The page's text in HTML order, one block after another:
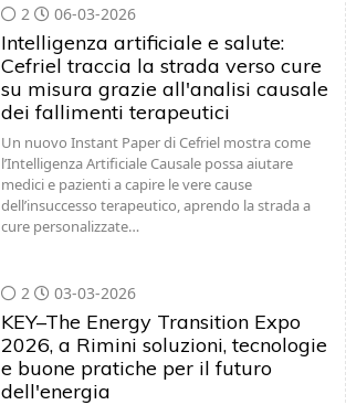
2 06-03-2026
Intelligenza artificiale e salute:
Cefriel traccia la strada verso cure
su misura grazie all'analisi causale
dei fallimenti terapeutici
Un nuovo Instant Paper di Cefriel mostra come
l’Intelligenza Artificiale Causale possa aiutare
medici e pazienti a capire le vere cause
dell’insuccesso terapeutico, aprendo la strada a
cure personalizzate…
2 03-03-2026
KEY–The Energy Transition Expo
2026, a Rimini soluzioni, tecnologie
e buone pratiche per il futuro
dell'energia